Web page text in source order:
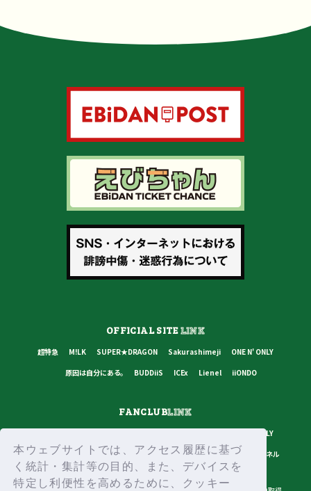
本ウェブサイトでは、アクセス履歴に基づ
く統計・集計等の目的、また、デバイスを
特定し利便性を高めるために、クッキー
OFFICIAL SITELINK
超特急 M!LK SUPER★DRAGON Sakurashimeji
ONE N' ONLY
原因は自分にある。
BUDDiiS ICEx Lienel iiONDO
FANCLUBLINK
ONE N' ONLY
原因は自分にある。
BUDDiiS ICEx Lienel スターダストチャンネル